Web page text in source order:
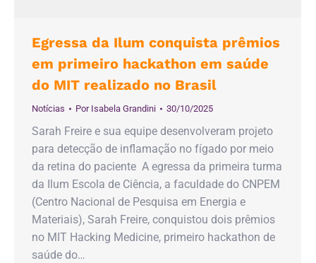
Egressa da Ilum conquista prêmios
em primeiro hackathon em saúde
do MIT realizado no Brasil
Notícias Por Isabela Grandini 30/10/2025
Sarah Freire e sua equipe desenvolveram projeto
para detecção de inflamação no fígado por meio
da retina do paciente A egressa da primeira turma
da Ilum Escola de Ciência, a faculdade do CNPEM
(Centro Nacional de Pesquisa em Energia e
Materiais), Sarah Freire, conquistou dois prêmios
no MIT Hacking Medicine, primeiro hackathon de
saúde do…